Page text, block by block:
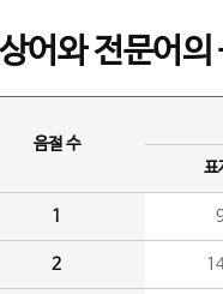
어와 전문어의
음절 수
표
1
2